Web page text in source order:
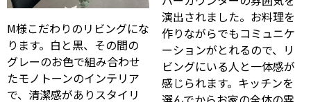
M様こだわりのリビングにな
ります。白と黒、その間の
グレーのお色で組み合わせ
たモノトーンのインテリア
で、清潔感がありスタイリ
演出されました。お料理を
作りながらでもコミュニケ
ーションがとれるので、リ
ビングにいる人と一体感が
感じられます。キッチンを